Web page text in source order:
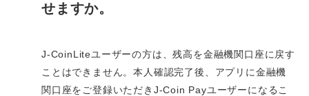
せますか。
J-CoinLiteユーザーの方は、残高を金融機関口座に戻す
ことはできません。本人確認完了後、アプリに金融機
関口座をご登録いただきJ-Coin Payユーザーになるこ